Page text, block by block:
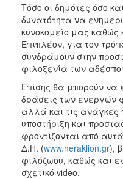
Τόσο οι δημότες όσο
δυνατότητα να
κυνοκομείο μας καθώς
Επιπλέον, για τον
συνδράμουν στην
φιλοξενία των
Επίσης θα μπορούν να
δράσεις των ενεργών
αλλά και τις ανάγκες
υποστήριξη και
φροντίζονται από
Δ.Η. (www.heraklion.gr),
φιλόζωου, καθώς και
σχετικό video.